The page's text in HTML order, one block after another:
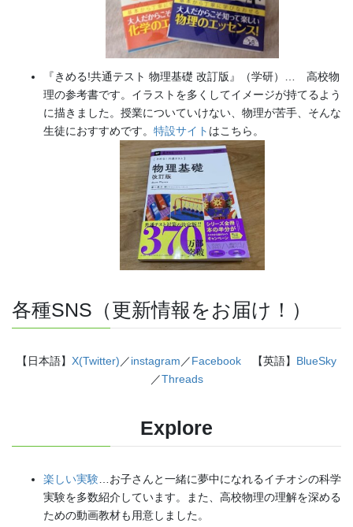
『きめる!共通テスト 物理基礎 改訂版』（学研）… 高校物
理の参考書です。イラストを多くしてイメージが持てるよう
に描きました。授業についていけない、物理が苦手、そんな
生徒におすすめです。 特設サイト はこちら。
各種SNS（更新情報をお届け！）
【日本語】 X(Twitter) ／instagram ／Facebook 【英語】 BlueSky
／Threads
Explore
楽しい実験 …お子さんと一緒に夢中になれるイチオシの科学
実験を多数紹介しています。また、高校物理の理解を深める
ための動画教材も用意しました。